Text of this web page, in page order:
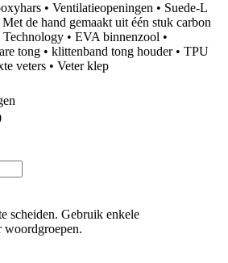
• Ventilatieopeningen • Suede-L
de hand gemaakt uit één stuk carbon
• EVA binnenzool •
tong • klittenband tong houder • TPU
veters • Veter klep
scheiden. Gebruik enkele
woordgroepen.